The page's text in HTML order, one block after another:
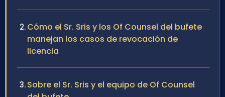
Cómo el Sr. Sris y los Of Counsel del bufete
manejan los casos de revocación de
licencia
Sobre el Sr. Sris y el equipo de Of Counsel